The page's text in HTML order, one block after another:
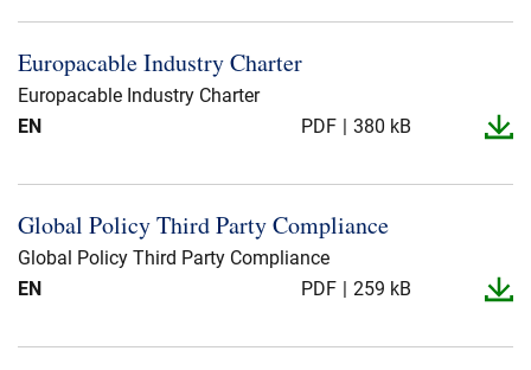
Europacable Industry Charter
Europacable Industry Charter
EN
PDF 380 kB
Global Policy Third Party Compliance
Global Policy Third Party Compliance
EN
PDF 259 kB